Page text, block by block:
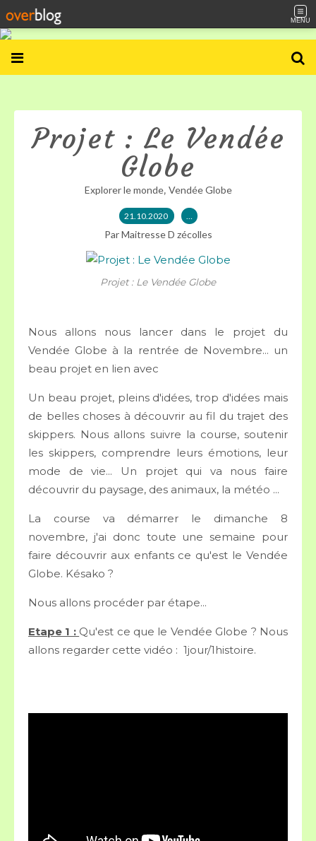
MENU
Projet : Le Vendée
Globe
Explorer le monde, Vendée Globe
21.10.2020 …
Par Maitresse D zécolles
Projet : Le Vendée Globe
Nous allons nous lancer dans le projet du
Vendée Globe à la rentrée de Novembre... un
beau projet en lien avec
Un beau projet, pleins d'idées, trop d'idées mais
de belles choses à découvrir au fil du trajet des
skippers. Nous allons suivre la course, soutenir
les skippers, comprendre leurs émotions, leur
mode de vie... Un projet qui va nous faire
découvrir du paysage, des animaux, la météo ...
La course va démarrer le dimanche 8
novembre, j'ai donc toute une semaine pour
faire découvrir aux enfants ce qu'est le Vendée
Globe. Késako ?
Nous allons procéder par étape...
Etape 1 : Qu'est ce que le Vendée Globe ? Nous
allons regarder cette vidéo : 1jour/1histoire.